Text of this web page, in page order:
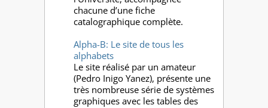
chacune d’une fiche
catalographique complète.
Alpha-B: Le site de tous les
alphabets
Le site réalisé par un amateur
(Pedro Inigo Yanez), présente une
très nombreuse série de systèmes
graphiques avec les tables des